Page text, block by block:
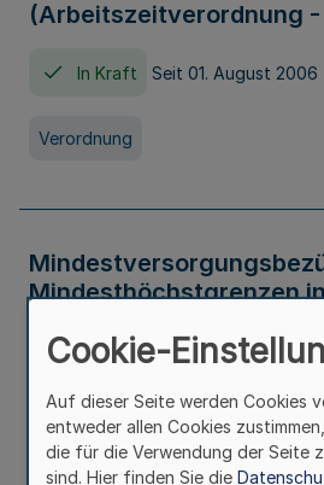
(Arbeitszeitverordnung -
In Kraft Seit 01. August 2006
Verordnung
Mindesthöchstgrenzen
Verwaltungsvorschrift
Cookie-
Auf dieser Seite werden Cookies
entweder allen Cookies
die für die Verwendung der Seite
sind. Hier finden Sie die